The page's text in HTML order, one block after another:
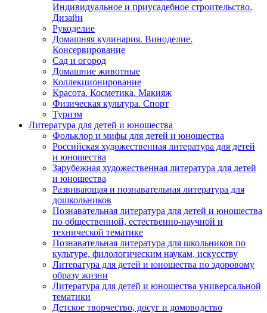
Индивидуальное и приусадебное строительство.
Дизайн
Рукоделие
Домашняя кулинария. Виноделие.
Консервирование
Сад и огород
Домашние животные
Коллекционирование
Красота. Косметика. Макияж
Физическая культура. Спорт
Туризм
Литература для детей и юношества
Фольклор и мифы для детей и юношества
Российская художественная литература для детей
и юношества
Зарубежная художественная литература для детей
и юношества
Развивающая и познавательная литература для
дошкольников
Познавательная литература для детей и юношества
по общественной, естественно-научной и
технической тематике
Познавательная литература для школьников по
культуре, филологическим наукам, искусству
Литература для детей и юношества по здоровому
образу жизни
Литература для детей и юношества универсальной
тематики
Детское творчество, досуг и домоводство